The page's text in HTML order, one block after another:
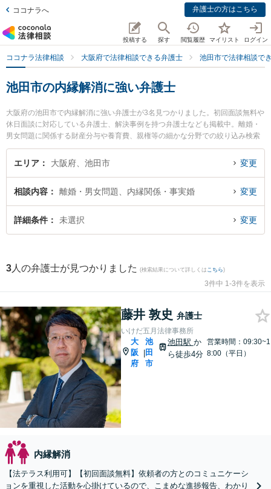
ココナラへ 弁護士の方はこちら
投稿する 探す 閲覧履歴 マイリスト ログイン
ココナラ法律相談 大阪府で法律相談できる弁護士 池田市で法律相談で
池田市の内縁解消に強い弁護士
大阪府の池田市で内縁解消に強い弁護士が3名見つかりました。初回面談無料や
休日面談に対応している弁護士、解決事例を持つ弁護士なども掲載中。離婚・
男女問題に関係する財産分与や養育費、親権等の細かな分野での絞り込み検索
もでき便利です。特にいけだ五月法律事務所の藤井 敦史弁護士や田靡法律事務
所の田靡 裕基弁護士、弁護士法人千里みなみ法律事務所 石橋オフィスの東山
相談したい』『内縁解消のトラブル解決の実績豊富な近くの弁護士を検索した
い』『初回相談無料で内縁解消を法律相談できる池田市内の弁護士に相談予約
したい』などでお困りの相談者さんにおすすめです。
エリア 大阪府、池田市 変更
相談内容 離婚・男女問題、内縁関係・事実婚 変更
詳細条件 未選択 変更
3 人の弁護士が見つかりました (検索結果について詳しくは こちら)
3件中 1-3件を表示
藤井 敦史 弁護士
いけだ五月法律事務所
大
阪
府
|
池
田
市
池田駅 か
ら徒歩4分
営業時間：09:30~1
8:00（平日）
内縁解消
【法テラス利用可】【初回面談無料】依頼者の方とのコミュニケーシ
ョンを重視した活動を心掛けているので、こまめな進捗報告、わかり